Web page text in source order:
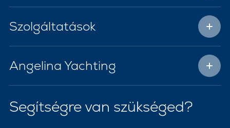
Szolgáltatások
Angelina Yachting
Segítségre van szükséged?